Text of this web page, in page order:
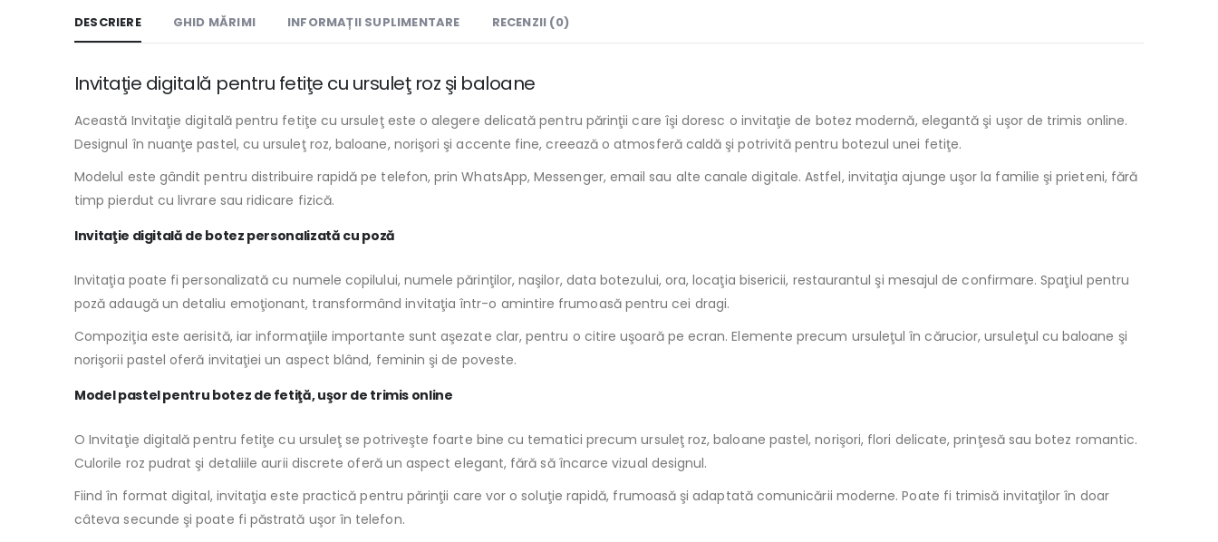
DESCRIERE GHID MĂRIMI INFORMAȚII SUPLIMENTARE RECENZII (0)
Invitaţie digitală pentru fetiţe cu ursuleţ roz şi baloane
Această Invitaţie digitală pentru fetiţe cu ursuleţ este o alegere delicată pentru părinţii care îşi doresc o invitaţie de botez modernă, elegantă şi uşor de trimis online.
Designul în nuanţe pastel, cu ursuleţ roz, baloane, norişori şi accente fine, creează o atmosferă caldă şi potrivită pentru botezul unei fetiţe.
Modelul este gândit pentru distribuire rapidă pe telefon, prin WhatsApp, Messenger, email sau alte canale digitale. Astfel, invitaţia ajunge uşor la familie şi prieteni, fără
timp pierdut cu livrare sau ridicare fizică.
Invitaţie digitală de botez personalizată cu poză
Invitaţia poate fi personalizată cu numele copilului, numele părinţilor, naşilor, data botezului, ora, locaţia bisericii, restaurantul şi mesajul de confirmare. Spaţiul pentru
poză adaugă un detaliu emoţionant, transformând invitaţia într-o amintire frumoasă pentru cei dragi.
Compoziţia este aerisită, iar informaţiile importante sunt aşezate clar, pentru o citire uşoară pe ecran. Elemente precum ursuleţul în cărucior, ursuleţul cu baloane şi
norişorii pastel oferă invitaţiei un aspect blând, feminin şi de poveste.
Model pastel pentru botez de fetiţă, uşor de trimis online
O Invitaţie digitală pentru fetiţe cu ursuleţ se potriveşte foarte bine cu tematici precum ursuleţ roz, baloane pastel, norişori, flori delicate, prinţesă sau botez romantic.
Culorile roz pudrat şi detaliile aurii discrete oferă un aspect elegant, fără să încarce vizual designul.
Fiind în format digital, invitaţia este practică pentru părinţii care vor o soluţie rapidă, frumoasă şi adaptată comunicării moderne. Poate fi trimisă invitaţilor în doar
câteva secunde şi poate fi păstrată uşor în telefon.